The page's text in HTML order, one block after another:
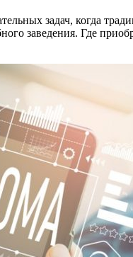
задач, когда
заведения. Где